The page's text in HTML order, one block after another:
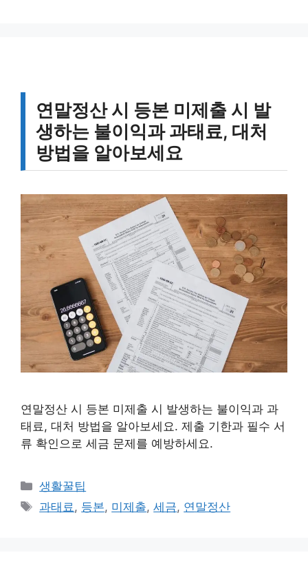
연말정산 시 등본 미제출 시 발
생하는 불이익과 과태료, 대처
방법을 알아보세요
연말정산 시 등본 미제출 시 발생하는 불이익과 과
태료, 대처 방법을 알아보세요. 제출 기한과 필수 서
류 확인으로 세금 문제를 예방하세요.
카
테
고
생활꿀팁
태
과태료 , 등본, 미제출,세금, 연말정산